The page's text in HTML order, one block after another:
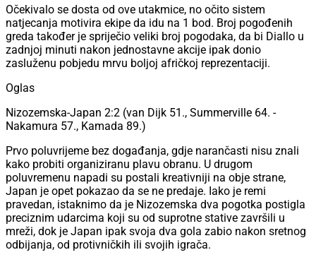
Očekivalo se dosta od ove utakmice, no očito sistem
natjecanja motivira ekipe da idu na 1 bod. Broj pogođenih
greda također je spriječio veliki broj pogodaka, da bi Diallo u
zadnjoj minuti nakon jednostavne akcije ipak donio
zasluženu pobjedu mrvu boljoj afričkoj reprezentaciji.
Oglas
Nizozemska-Japan 2:2 (van Dijk 51., Summerville 64. -
Nakamura 57., Kamada 89.)
Prvo poluvrijeme bez događanja, gdje narančasti nisu znali
kako probiti organiziranu plavu obranu. U drugom
poluvremenu napadi su postali kreativniji na obje strane,
Japan je opet pokazao da se ne predaje. Iako je remi
pravedan, istaknimo da je Nizozemska dva pogotka postigla
preciznim udarcima koji su od suprotne stative završili u
mreži, dok je Japan ipak svoja dva gola zabio nakon sretnog
odbijanja, od protivničkih ili svojih igrača.